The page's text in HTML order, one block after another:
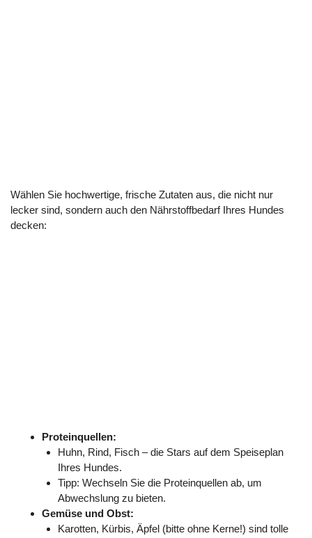
Wählen Sie hochwertige, frische Zutaten aus, die nicht nur
lecker sind, sondern auch den Nährstoffbedarf Ihres Hundes
decken:
Proteinquellen:
Huhn, Rind, Fisch – die Stars auf dem Speiseplan
Ihres Hundes.
Tipp: Wechseln Sie die Proteinquellen ab, um
Abwechslung zu bieten.
Gemüse und Obst:
Karotten, Kürbis, Äpfel (bitte ohne Kerne!) sind tolle